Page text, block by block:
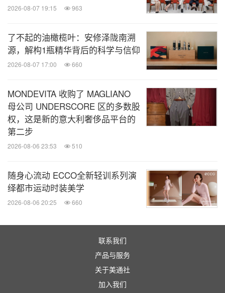
2026-08-07 19:15 963
了不起的油橄榄叶：安修泽陇南溯
源，解构1瓶精华背后的科学与信仰
2026-08-07 17:00 660
MONDEVITA 收购了 MAGLIANO
母公司 UNDERSCORE 区的多数股
权，这是新的意大利奢侈品平台的
第二步
2026-08-06 23:53 510
随身心流动 ECCO全新轻训系列演
绎都市运动时装美学
2026-08-06 20:25 660
联系我们
产品与服务
关于美通社
加入我们